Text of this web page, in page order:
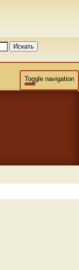
Искать
Toggle navigation